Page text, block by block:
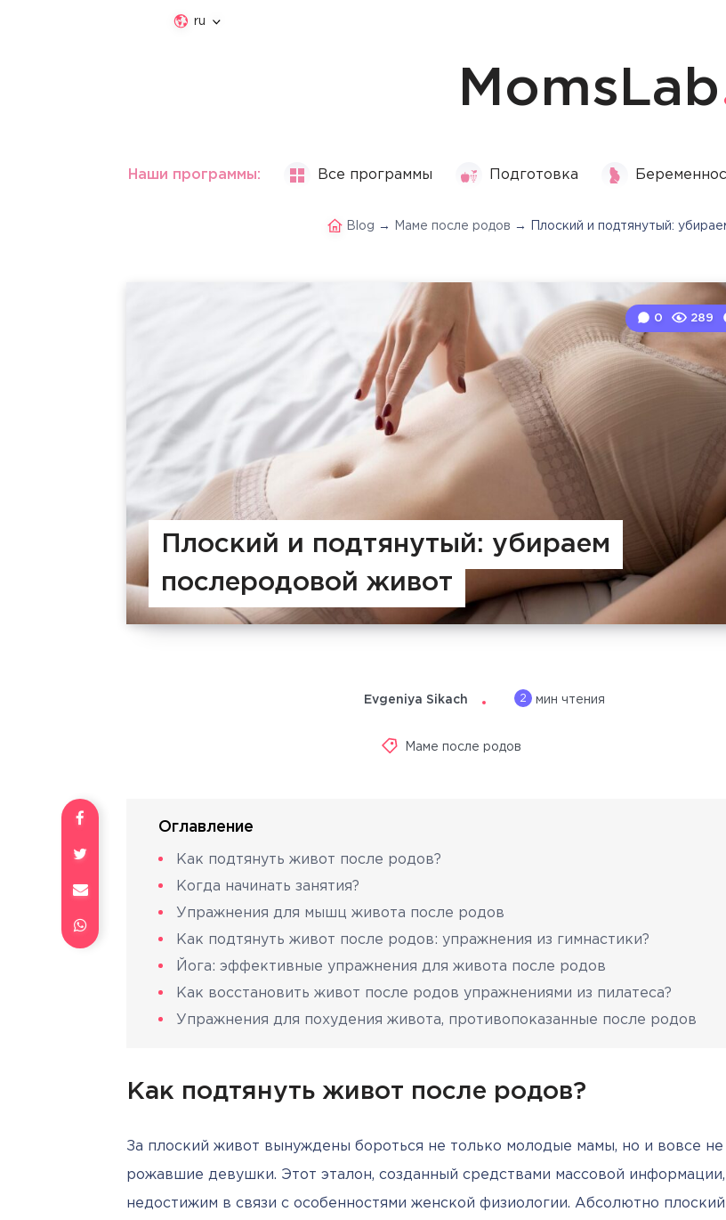
ru
MomsLab
Наши программы: Все программы Подготовка
Blog → Маме после родов → Плоский и подтянутый:
Плоский и подтянутый: убираем
послеродовой живот
0 289
Evgeniya Sikach 2 мин чтения
Маме после родов
Оглавление
Как подтянуть живот после родов?
Когда начинать занятия?
Упражнения для мышц живота после родов
Как подтянуть живот после родов: упражнения из гимнастики?
Йога: эффективные упражнения для живота после родов
Как восстановить живот после родов упражнениями из пилатеса?
Упражнения для похудения живота, противопоказанные после родов
Как подтянуть живот после родов?
За плоский живот вынуждены бороться не только молодые мамы, но и вовсе не
рожавшие девушки. Этот эталон, созданный средствами массовой информации,
недостижим в связи с особенностями женской физиологии. Абсолютно